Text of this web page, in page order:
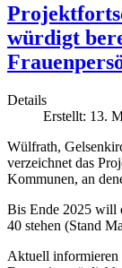
würdigt
Details
Erstellt: 13.
Wülfrath,
verzeichnet das
Kommunen, an
Bis Ende 2025 will
40 stehen (Stand
Aktuell informieren